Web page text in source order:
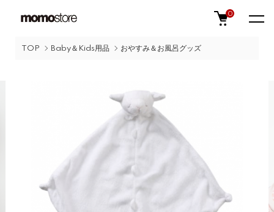
0
TOP Baby＆Kids用品 おやすみ＆お風呂グッズ